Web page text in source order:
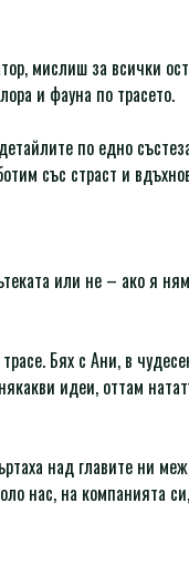
мислиш за всички
и фауна по трасето.
по едно
със страст и
или не – ако я
Бях с Ани, в
идеи, оттам
над главите ни
нас, на компанията